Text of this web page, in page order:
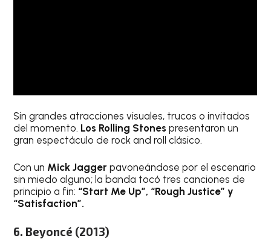
Sin grandes atracciones visuales, trucos o invitados
del momento. Los Rolling Stones presentaron un
gran espectáculo de rock and roll clásico.
Con un Mick Jaggerpavoneándose por el escenario
sin miedo alguno; la banda tocó tres canciones de
principio a fin: “Start Me Up”, “Rough Justice” y
“Satisfaction”.
6. Beyoncé (2013)